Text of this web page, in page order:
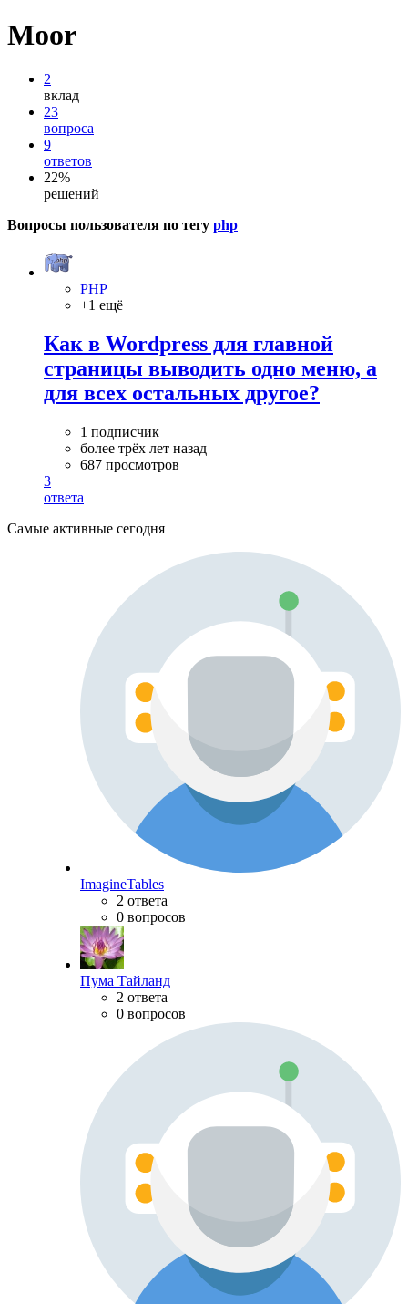
Moor
2
вклад
23
вопроса
9
ответов
22%
решений
Вопросы пользователя по тегу php
PHP
+1 ещё
Как в Wordpress для главной
страницы выводить одно меню, а
для всех остальных другое?
1 подписчик
более трёх лет назад
687 просмотров
3
ответа
Самые активные сегодня
ImagineTables
2 ответа
0 вопросов
Пума Тайланд
2 ответа
0 вопросов